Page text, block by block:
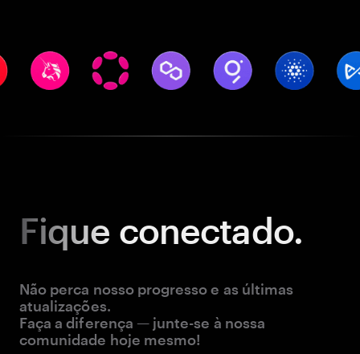
Fique conectado.
Não perca nosso progresso e as últimas
atualizações.
Faça a diferença — junte-se à nossa
comunidade hoje mesmo!